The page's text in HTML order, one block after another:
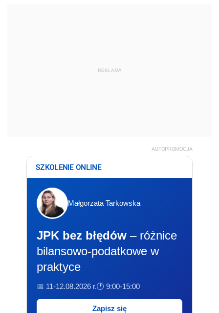
REKLAMA
AUTOPROMOCJA
SZKOLENIE ONLINE
Małgorzata Tarkowska
JPK bez błędów – różnice
bilansowo-podatkowe w
praktyce
📅 11-12.08.2026 r.🕐 9:00-15:00
Zapisz się